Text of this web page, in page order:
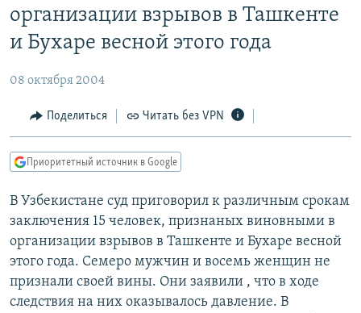
содержанию
Вернутся
главной
навигации
Вернутся
поиску
МНЕНИЯ
IDEL.РЕАЛИИ
КАВКАЗ.РЕАЛИИ
СЕВЕР.РЕАЛИИ
РАСПИСАНИЕ ВЕЩАНИЯ
ПОДПИШИТЕСЬ НА РАССЫЛКУ
СОЦИАЛЬНЫЕ СЕТИ
организации взрывов в Ташкенте
и Бухаре весной этого года
08 октября 2004
Поделиться Читать без VPN
Приоритетный источник в Google
В Узбекистане суд приговорил к различным срокам
заключения 15 человек, признаных виновными в
организации взрывов в Ташкенте и Бухаре весной
этого года. Семеро мужчин и восемь женщин не
признали своей вины. Они заявили , что в ходе
следствия на них оказывалось давление. В